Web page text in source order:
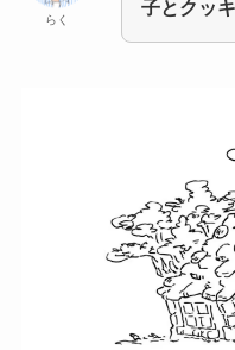
らく
子とクッ